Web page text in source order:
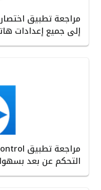
مراجعة تطبيق
إلى جميع إعدادات
التحكم عن بعد